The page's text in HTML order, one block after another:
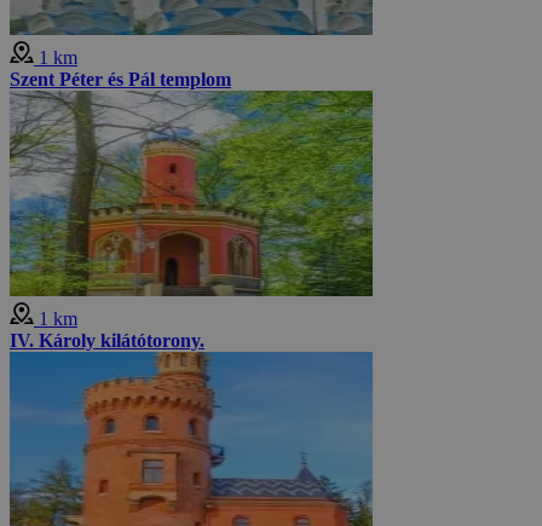
1 km
Szent Péter és Pál templom
1 km
IV. Károly kilátótorony.